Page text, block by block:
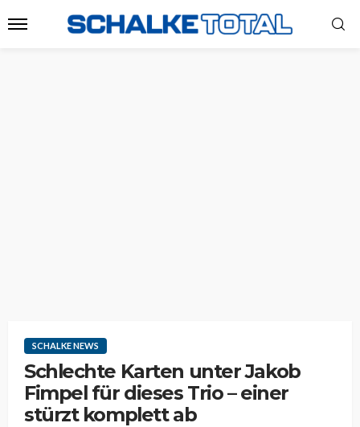
SCHALKE NEWS
Schlechte Karten unter Jakob
Fimpel für dieses Trio – einer
stürzt komplett ab